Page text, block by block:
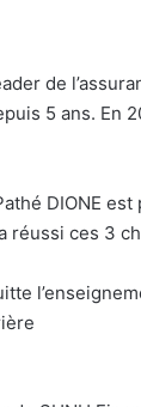
de
5 ans. En
DIONE
réussi ces 3